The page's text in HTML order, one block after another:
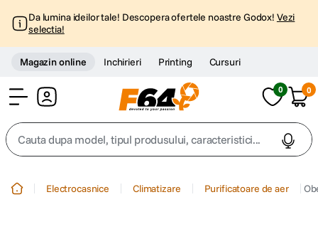
Da lumina ideilor tale! Descopera ofertele noastre Godox! Vezi
selectia!
Magazin online Inchirieri Printing Cursuri
0 0
Cauta dupa model, tipul produsului, caracteristici...
Electrocasnice Climatizare Purificatoare de aer